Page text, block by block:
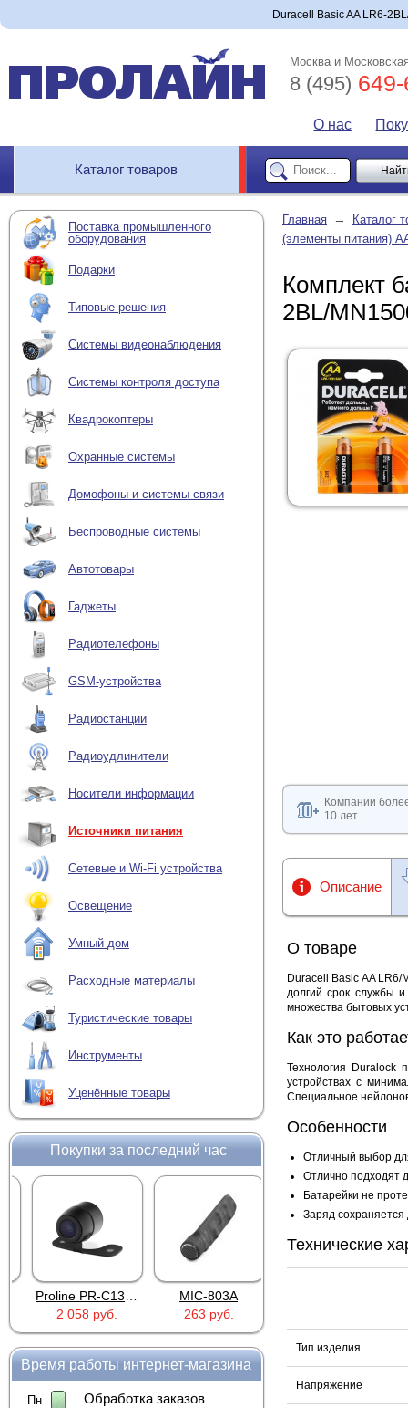
Duracell Basic AA LR6-
Москва и
8 (495)
О нас
Каталог товаров
Поставка промышленного
оборудования
Подарки
Типовые решения
Системы видеонаблюдения
Системы контроля доступа
Квадрокоптеры
Охранные системы
Домофоны и системы связи
Беспроводные системы
Автотовары
Гаджеты
Радиотелефоны
GSM-устройства
Радиостанции
Радиоудлинители
Носители информации
Источники питания
Сетевые и Wi-Fi устройства
Освещение
Умный дом
Расходные материалы
Туристические товары
Инструменты
Уценённые товары
Покупки за последний час
Proline PR-C1335
2 058 руб.
MIC-803A
263 руб.
Время работы интернет-магазина
Пн
Обработка заказов
Главная →
Каталог
(элементы питания)
Комплект
2BL/
Компании
10 лет
Описание
О товаре
Duracell Basic AA LR6/
долгий срок службы
множества бытовых
Как это
Технология Duralock
устройствах с
Специальное
Особенности
Отличный выбор
Отлично подходят
Батарейки не
Заряд сохраняется
Технические
Тип изделия
Напряжение